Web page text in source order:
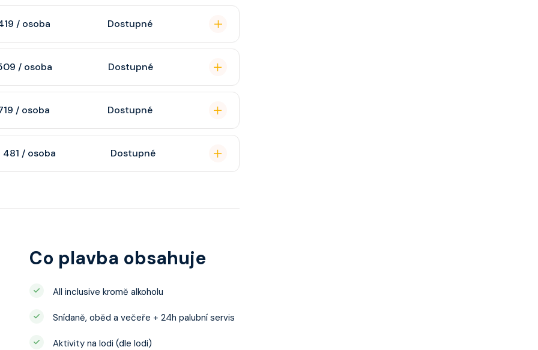
/ osoba Dostupné
koupelnu se
TV, rádio,
/ osoba Dostupné
výhledem dle
/ osoba Dostupné
koupelnu
TV,
481 / osoba Dostupné
šatnu,
Co plavba obsahuje
All inclusive kromě alkoholu
Snídaně, oběd a večeře + 24h palubní servis
Aktivity na lodi (dle lodi)